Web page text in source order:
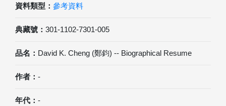
資料類型： 參考資料
典藏號： 301-1102-7301-005
品名： David K. Cheng (鄭鈞) -- Biographical Resume
作者： -
年代： -